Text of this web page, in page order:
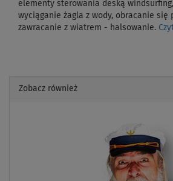
elementy sterowania deską
wyciąganie żagla z wody, obracanie się
zawracanie z wiatrem - halsowanie.
Zobacz również